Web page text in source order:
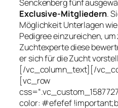
Senckenberg fünf
Exclusive-Mitgliedern.
Möglichkeit Unterlagen
Pedigree einzureichen,
Zuchtexperte diese
er sich für die Zucht
[/vc_column_text][/
[vc_row
color: #efefef